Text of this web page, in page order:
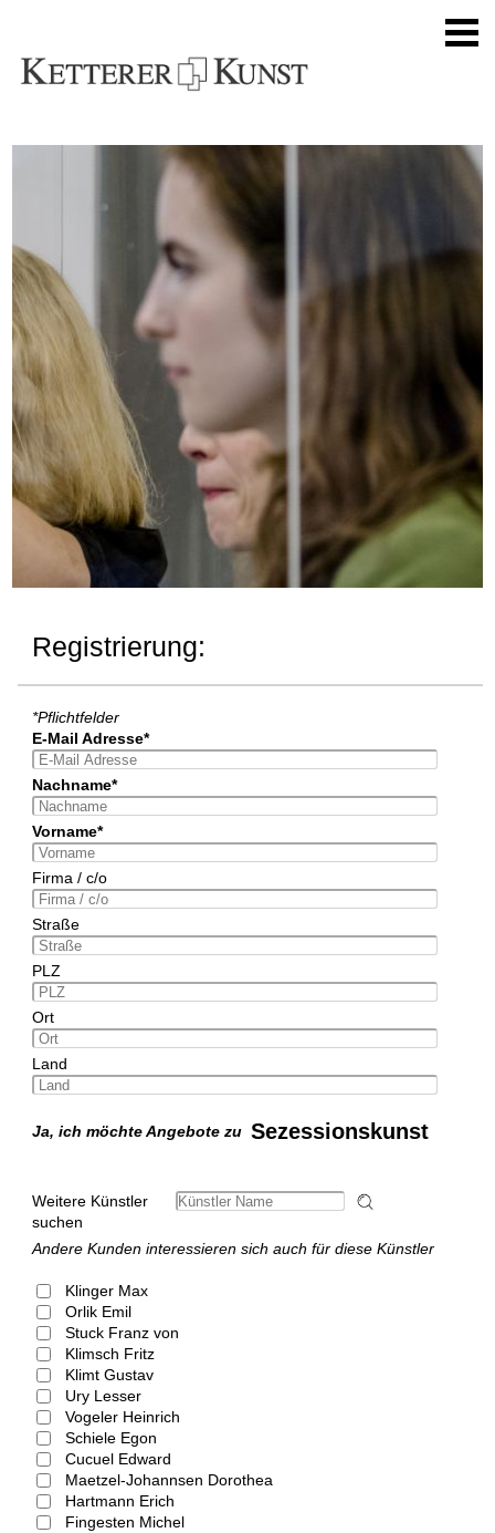
Registrierung:
*Pflichtfelder
E-Mail Adresse*
Nachname*
Vorname*
Firma / c/o
Straße
PLZ
Ort
Land
Ja, ich möchte Angebote zu Sezessionskunst
Weitere Künstler
suchen
Andere Kunden interessieren sich auch für diese Künstler
Klinger Max
Orlik Emil
Stuck Franz von
Klimsch Fritz
Klimt Gustav
Ury Lesser
Vogeler Heinrich
Schiele Egon
Cucuel Edward
Maetzel-Johannsen Dorothea
Hartmann Erich
Fingesten Michel